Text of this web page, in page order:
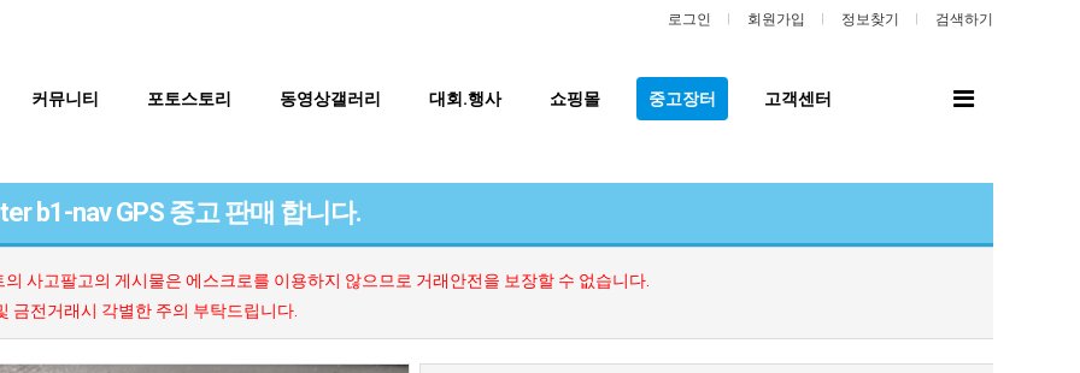
로그인 회원가입 정보찾기 검색하기
커뮤니티 포토스토리 동영상갤러리 대회.행사 쇼핑몰 중고장터 고객센터
전
b1-nav GPS 중고 판매 합니다.
의 사고팔고의 게시물은 에스크로를 이용하지 않으므로 거래안전을 보장할 수 없습니다.
금전거래시 각별한 주의 부탁드립니다.